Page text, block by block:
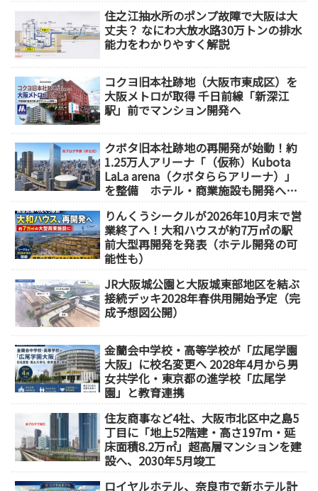
住之江抽水所のポンプ故障で大阪は大
丈夫？ なにわ大放水路30万トンの排水
能力をわかりやすく解説
コクヨ旧本社跡地（大阪市東成区）を
大阪メトロが取得 千日前線「新深江
駅」前でマンション開発へ
クボタ旧本社跡地の再開発が始動！約
1.25万人アリーナ「（仮称）Kubota
LaLa arena（クボタららアリーナ）」
を整備 ホテル・商業施設も開発へ
りんくうシークルが2026年10月末で営
業終了へ！大和ハウスが約7万㎡の駅
前大型再開発を発表（ホテル開発の可
能性も）
JR大阪城公園と大阪城東部地区を結ぶ
接続デッキ2028年春供用開始予定（完
成予想図公開）
金蘭会中学校・高等学校が「広尾学園
大阪」に校名変更へ 2028年4月から男
女共学化・東京都の進学校「広尾学
園」と教育連携
住友商事など4社、大阪市北区中之島5
丁目に「地上52階建・高さ197ｍ・延
床面積8.2万㎡」超高層マンションを建
設へ、2030年5月竣工
ロイヤルホテル、奈良市で新ホテル計